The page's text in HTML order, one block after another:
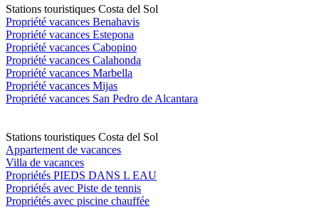
Stations touristiques Costa del Sol
Propriété vacances Benahavis
Propriété vacances Estepona
Propriété vacances Cabopino
Propriété vacances Calahonda
Propriété vacances Marbella
Propriété vacances Mijas
Propriété vacances San Pedro de Alcantara
Stations touristiques Costa del Sol
Appartement de vacances
Villa de vacances
Propriétés PIEDS DANS L EAU
Propriétés avec Piste de tennis
Propriétés avec piscine chauffée